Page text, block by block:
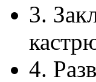
3.
4.